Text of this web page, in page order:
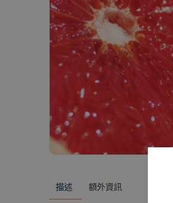
描述 額外資訊